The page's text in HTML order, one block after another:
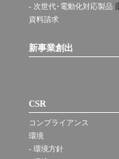
- 次世代･電動化対応製品
資料請求
新事業創出
CSR
コンプライアンス
環境
- 環境方針